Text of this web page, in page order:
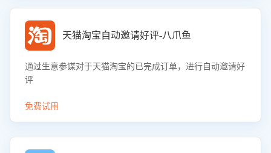
天猫淘宝自动邀请好评-八爪鱼
通过生意参谋对于天猫淘宝的已完成订单，进行自动邀请好
评
免费试用